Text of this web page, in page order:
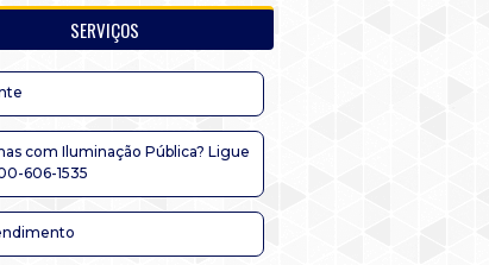
SERVIÇOS
com Iluminação Pública? Ligue
606-1535